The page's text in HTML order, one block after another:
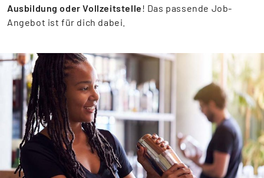
Ausbildung oder Vollzeitstelle! Das passende Job-
Angebot ist für dich dabei.